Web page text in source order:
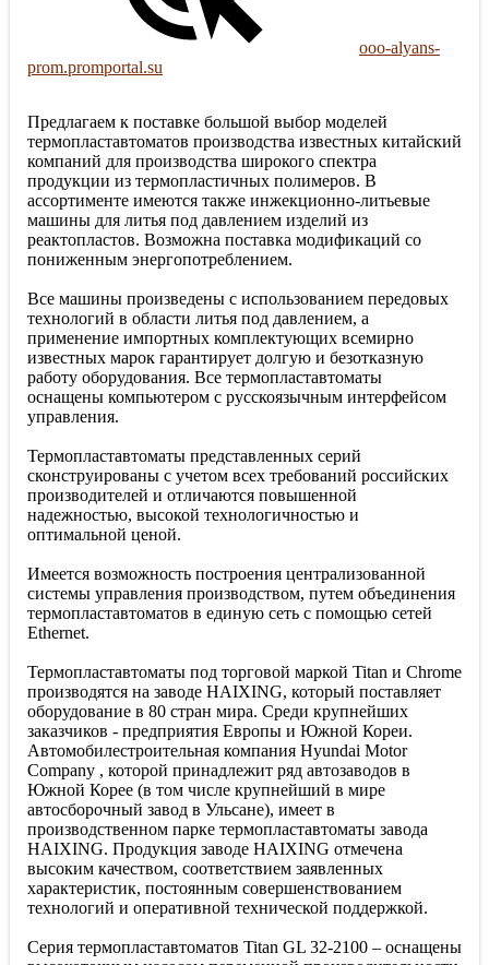
ooo-alyans-
prom.promportal.su
Предлагаем к поставке большой выбор моделей
термопластавтоматов производства известных китайский
компаний для производства широкого спектра
продукции из термопластичных полимеров. В
ассортименте имеются также инжекционно-литьевые
машины для литья под давлением изделий из
реактопластов. Возможна поставка модификаций со
пониженным энергопотреблением.
Все машины произведены с использованием передовых
технологий в области литья под давлением, а
применение импортных комплектующих всемирно
известных марок гарантирует долгую и безотказную
работу оборудования. Все термопластавтоматы
оснащены компьютером с русскоязычным интерфейсом
управления.
Термопластавтоматы представленных серий
сконструированы с учетом всех требований российских
производителей и отличаются повышенной
надежностью, высокой технологичностью и
оптимальной ценой.
Имеется возможность построения централизованной
системы управления производством, путем объединения
термопластавтоматов в единую сеть с помощью сетей
Ethernet.
Термопластавтоматы под торговой маркой Titan и Chrome
производятся на заводе HAIXING, который поставляет
оборудование в 80 стран мира. Среди крупнейших
заказчиков - предприятия Европы и Южной Кореи.
Автомобилестроительная компания Hyundai Motor
Company , которой принадлежит ряд автозаводов в
Южной Корее (в том числе крупнейший в мире
автосборочный завод в Ульсане), имеет в
производственном парке термопластавтоматы завода
HAIXING. Продукция заводе HAIXING отмечена
высоким качеством, соответствием заявленных
характеристик, постоянным совершенствованием
технологий и оперативной технической поддержкой.
Cерия термопластавтоматов Titan GL 32-2100 – оснащены